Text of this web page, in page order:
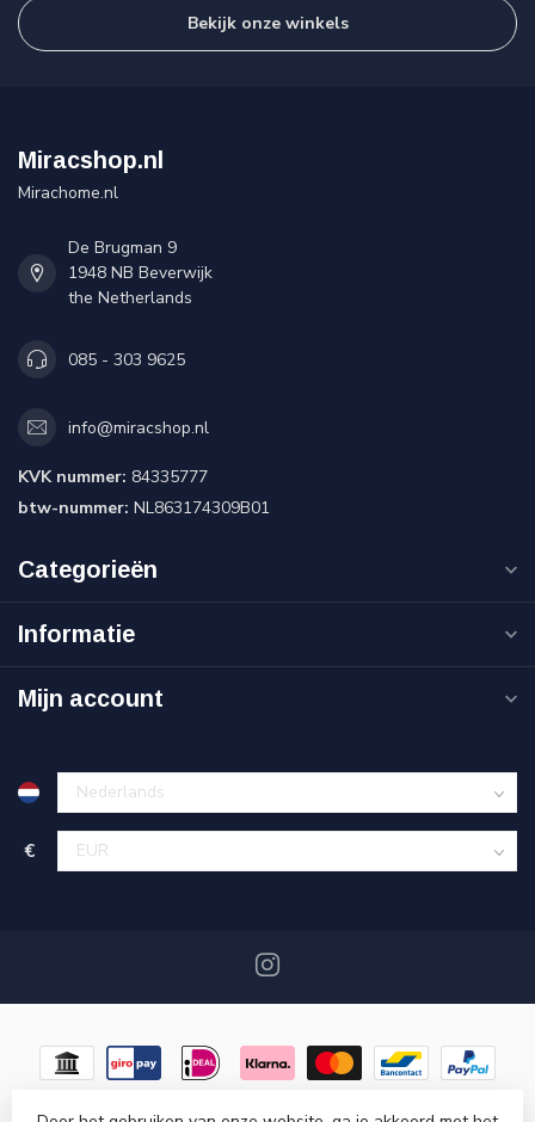
Bekijk onze winkels
Miracshop.nl
Mirachome.nl
De Brugman 9
1948 NB Beverwijk
the Netherlands
085 - 303 9625
info@miracshop.nl
KVK nummer: 84335777
btw-nummer: NL863174309B01
Categorieën
Informatie
Mijn account
€